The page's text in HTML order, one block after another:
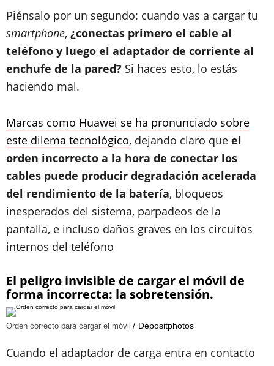
Piénsalo por un segundo: cuando vas a cargar tu
smartphone, ¿conectas primero el cable al
teléfono y luego el adaptador de corriente al
enchufe de la pared? Si haces esto, lo estás
haciendo mal.
Marcas como Huawei se ha pronunciado sobre
este dilema tecnológico, dejando claro que el
orden incorrecto a la hora de conectar los
cables puede producir degradación acelerada
del rendimiento de la batería, bloqueos
inesperados del sistema, parpadeos de la
pantalla, e incluso daños graves en los circuitos
internos del teléfono
El peligro invisible de cargar el móvil de
forma incorrecta: la sobretensión.
Orden correcto para cargar el móvil Depositphotos
Cuando el adaptador de carga entra en contacto